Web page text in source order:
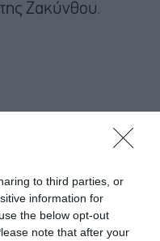
to third parties, or
information for
the below opt-out
note that after your
Ζακύνθου.
4 από τα 20 F-35